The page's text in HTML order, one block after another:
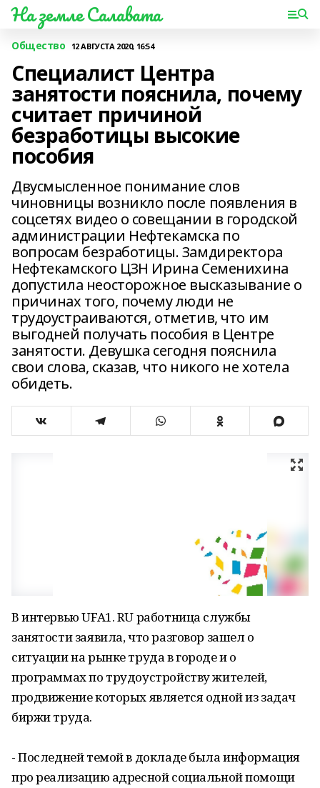
На земле Салавата
Общество 12 АВГУСТА 2020, 16:54
Специалист Центра
занятости пояснила, почему
считает причиной
безработицы высокие
пособия
Двусмысленное понимание слов
чиновницы возникло после появления в
соцсетях видео о совещании в городской
администрации Нефтекамска по
вопросам безработицы. Замдиректора
Нефтекамского ЦЗН Ирина Семенихина
допустила неосторожное высказывание о
причинах того, почему люди не
трудоустраиваются, отметив, что им
выгодней получать пособия в Центре
занятости. Девушка сегодня пояснила
свои слова, сказав, что никого не хотела
обидеть.
В интервью UFA1. RU работница службы
занятости заявила, что разговор зашел о
ситуации на рынке труда в городе и о
программах по трудоустройству жителей,
продвижение которых является одной из задач
биржи труда.
- Последней темой в докладе была информация
про реализацию адресной социальной помощи